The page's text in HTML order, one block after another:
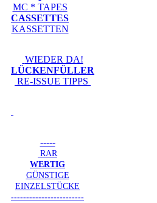
MC * TAPES
CASSETTES
KASSETTEN
WIEDER DA!
LÜCKENFÜLLER
RE-ISSUE TIPPS
-----
RAR
WERTIG
GÜNSTIGE
EINZELSTÜCKE
------------------------